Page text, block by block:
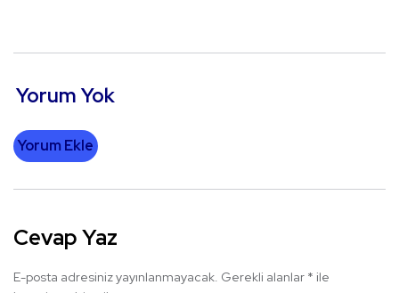
Yorum Yok
Yorum Ekle
Cevap Yaz
E-posta adresiniz yayınlanmayacak. Gerekli alanlar * ile